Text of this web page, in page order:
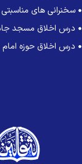
سخنرانی های مناسبتی
درس اخلاق مسجد
درس اخلاق حوزه